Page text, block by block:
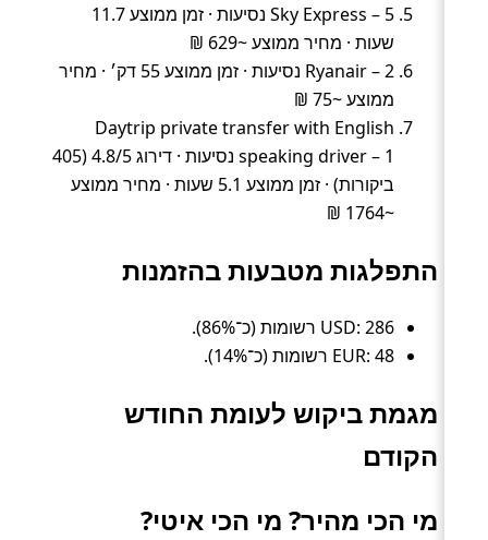
Sky Express – 5 נסיעות · זמן ממוצע 11.7
שעות · מחיר ממוצע ~629 ₪
Ryanair – 2 נסיעות · זמן ממוצע 55 דק׳ · מחיר
ממוצע ~75 ₪
Daytrip private transfer with English
speaking driver – 1 נסיעות · דירוג 4.8/5 (405
ביקורות) · זמן ממוצע 5.1 שעות · מחיר ממוצע
~1764 ₪
התפלגות מטבעות בהזמנות
USD: 286 רשומות (כ־86%).
EUR: 48 רשומות (כ־14%).
מגמת ביקוש לעומת החודש
הקודם
מי הכי מהיר? מי הכי איטי?